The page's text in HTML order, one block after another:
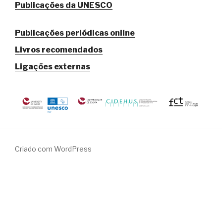
Publicações da UNESCO
Publicações periódicas online
Livros recomendados
Ligações externas
Criado com WordPress